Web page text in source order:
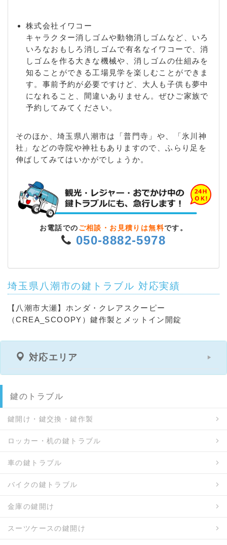
株式会社イワコー
キャラクター消しゴムや動物消しゴムなど、いろ
いろなおもしろ消しゴムで有名なイワコーで、消
しゴムを作る大きな機械や、消しゴムの仕組みを
知ることができる工場見学を楽しむことができま
す。事前予約が必要ですけど、大人も子供も夢中
になれること、間違いありません。ぜひご家族で
予約してみてください。
そのほか、埼玉県八潮市は「普門寺」や、「氷川神
社」などの寺院や神社もありますので、ふらり足を
伸ばしてみてはいかがでしょうか。
お電話での ご相談・お見積りは無料です。
050-8882-5978
埼玉県八潮市の鍵トラブル 対応実績
【八潮市大瀬】ホンダ・クレアスクーピー
（CREA_SCOOPY）鍵作製とメットイン開錠
対応エリア
鍵のトラブル
鍵開け・鍵交換・鍵作製
ロッカー・机の鍵トラブル
車の鍵トラブル
バイクの鍵トラブル
金庫の鍵開け
スーツケースの鍵開け